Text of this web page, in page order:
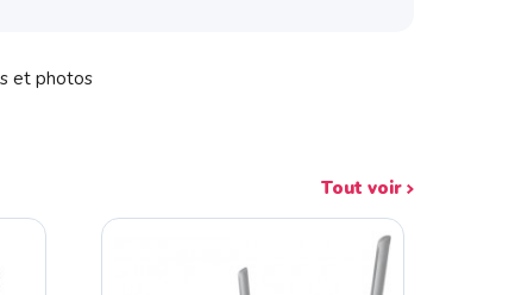
et photos
Tout voir